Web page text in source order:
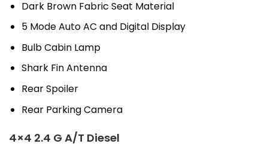
Dark Brown Fabric Seat Material
5 Mode Auto AC and Digital Display
Bulb Cabin Lamp
Shark Fin Antenna
Rear Spoiler
Rear Parking Camera
4×4 2.4 G A/T Diesel